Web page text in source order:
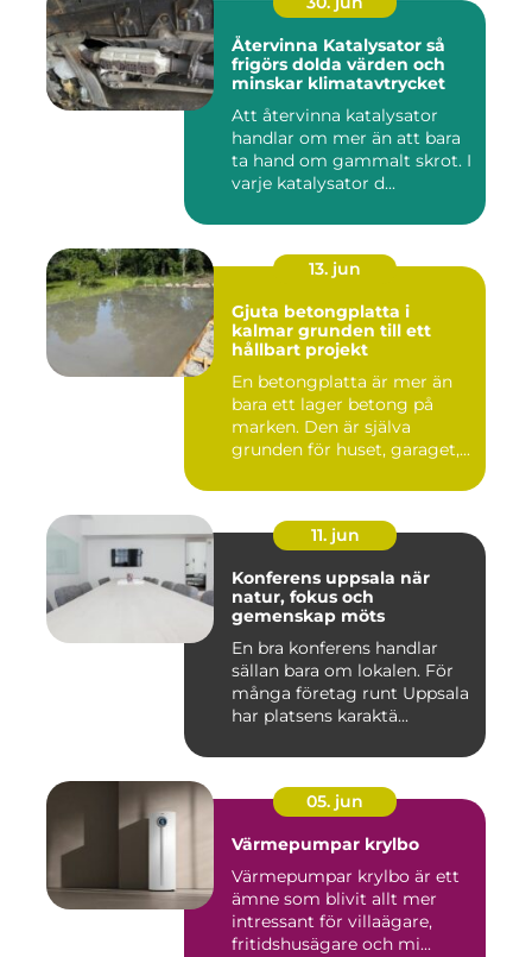
Återvinna Katalysator så
frigörs dolda värden och
minskar klimatavtrycket
Att återvinna katalysator
handlar om mer än att bara
ta hand om gammalt skrot. I
varje katalysator d...
13. jun
Gjuta betongplatta i
kalmar grunden till ett
hållbart projekt
En betongplatta är mer än
bara ett lager betong på
marken. Den är själva
grunden för huset, garaget,...
11. jun
Konferens uppsala när
natur, fokus och
gemenskap möts
En bra konferens handlar
sällan bara om lokalen. För
många företag runt Uppsala
har platsens karaktä...
05. jun
Värmepumpar krylbo
Värmepumpar krylbo är ett
ämne som blivit allt mer
intressant för villaägare,
fritidshusägare och mi...